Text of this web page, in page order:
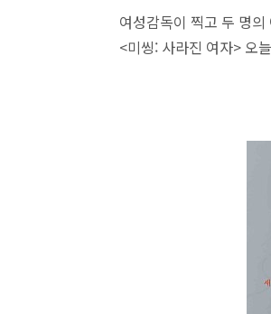
여성감독이 찍고 두 명의
<미씽: 사라진 여자> 오